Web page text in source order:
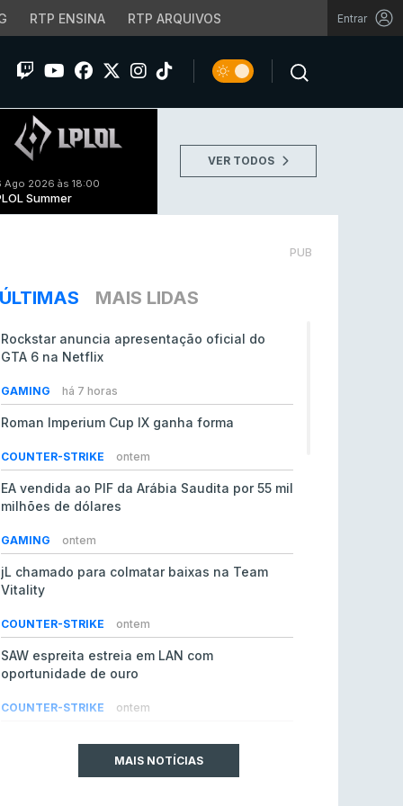
RTP ENSINA RTP ARQUIVOS Entrar
Ago 2026 às 18:00
Summer
VER TODOS
PUB
ÚLTIMAS MAIS LIDAS
Rockstar anuncia apresentação oficial do
GTA 6 na Netflix
GAMING há 7 horas
Roman Imperium Cup IX ganha forma
COUNTER-STRIKE ontem
EA vendida ao PIF da Arábia Saudita por 55 mil
milhões de dólares
GAMING ontem
jL chamado para colmatar baixas na Team
Vitality
COUNTER-STRIKE ontem
SAW espreita estreia em LAN com
oportunidade de ouro
COUNTER-STRIKE ontem
do Counter-Strike 2MAIS NOTÍCIAS